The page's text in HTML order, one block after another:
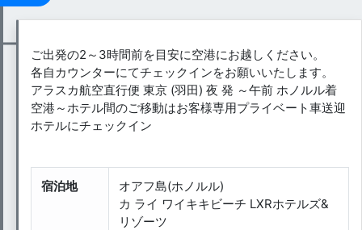
ご出発の2～3時間前を目安に空港にお越しください。
各自カウンターにてチェックインをお願いいたします。
アラスカ航空直行便 東京 (羽田) 夜 発 ～午前 ホノルル着
空港～ホテル間のご移動はお客様専用プライベート車送迎
ホテルにチェックイン
宿泊地
オアフ島(ホノルル)
カ ライ ワイキキビーチ LXRホテルズ&
リゾーツ